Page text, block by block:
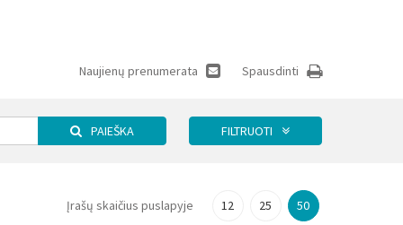
kaitos technologijos
Naujienų prenumerata Spausdinti
PAIEŠKA FILTRUOTI
Įrašų skaičius puslapyje 12 25 50